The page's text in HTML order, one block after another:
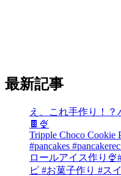
最新記事
え、これ手作り！
🍫🍨
Tripple Choco Cookie
#pancakes
ロールアイス作り
ピ #お菓子作り #ス